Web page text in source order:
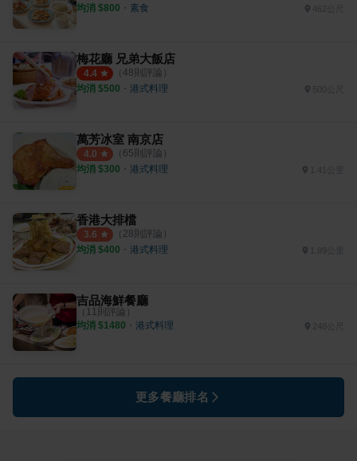
均消 $800 ・ 素食 462公尺
梅花廳 兄弟大飯店
4.4 （ 48則評論）
均消 $500 ・ 港式料理 500公尺
萬芳冰室 南京店
4.0 （ 65則評論）
均消 $300 ・ 港式料理 1.41公里
香港大排檔
3.6 （ 28則評論）
均消 $400 ・ 港式料理
吉品海鮮餐廳
（ 11則評論）
均消 $1480 ・ 港式料理 248公尺
更多餐廳排名